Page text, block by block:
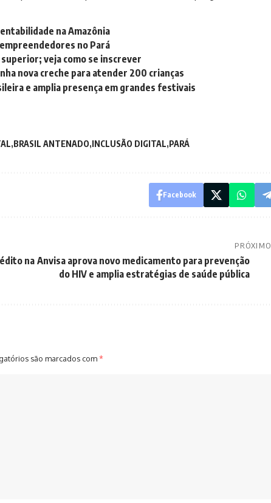
na Amazônia
no Pará
veja como se inscrever
nova creche para atender 200 crianças
e amplia presença em grandes festivais
BRASIL ANTENADO INCLUSÃO DIGITAL PARÁ
Facebook
na
PRÓXIMO
Anvisa aprova novo medicamento para prevenção
do HIV e amplia estratégias de saúde pública
são marcados com*